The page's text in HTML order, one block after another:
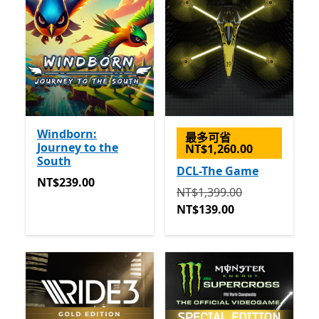
Windborn:
Journey to the
South
NT$239.00
NT$239.00
最多可省
NT$1,260.00
DCL-The Game
原價 NT$1,399.00 現價
NT$1,399.00
NT$139.00